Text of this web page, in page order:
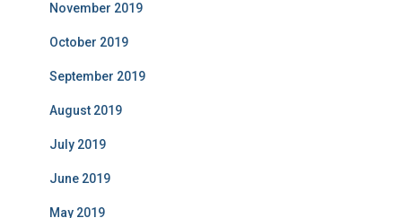
November 2019
October 2019
September 2019
August 2019
July 2019
June 2019
May 2019